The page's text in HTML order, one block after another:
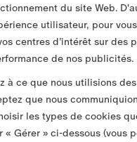
du site Web.
utilisateur, pour
centres d’intérêt sur des
de nos publicités.
à ce que nous utilisions
que nous
les types de cookies
Gérer » ci-dessous (vous